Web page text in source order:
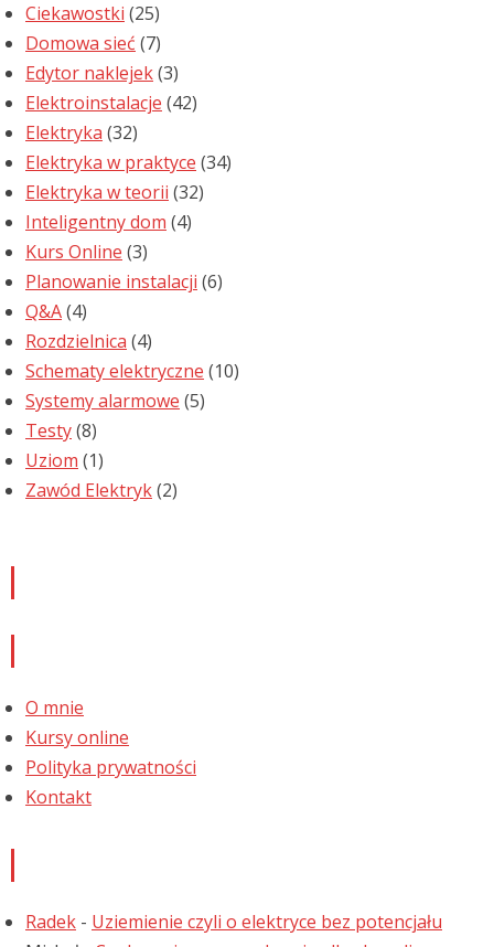
Ciekawostki (25)
Domowa sieć (7)
Edytor naklejek(3)
Elektroinstalacje (42)
Elektryka (32)
Elektryka w praktyce (34)
Elektryka w teorii (32)
Inteligentny dom (4)
Kurs Online (3)
Planowanie instalacji (6)
Q&A(4)
Rozdzielnica (4)
Schematy elektryczne (10)
Systemy alarmowe (5)
Testy(8)
Uziom (1)
Zawód Elektryk(2)
O mnie
Kursy online
Polityka prywatności
Kontakt
Radek - Uziemienie czyli o elektryce bez potencjału